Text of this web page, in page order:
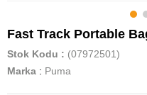
Fast Track Portable
Stok Kodu
(07972501)
Marka : Puma